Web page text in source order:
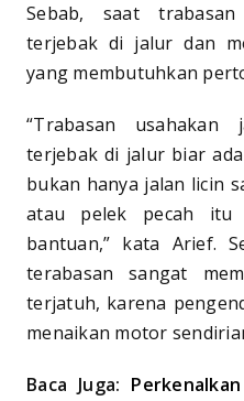
Sebab, saat
terjebak di jalur dan
yang membutuhkan
“Trabasan usahakan
terjebak di jalur biar
bukan hanya jalan licin
atau pelek pecah itu
bantuan,” kata Arief.
terabasan sangat
terjatuh, karena
menaikan motor
Baca Juga: